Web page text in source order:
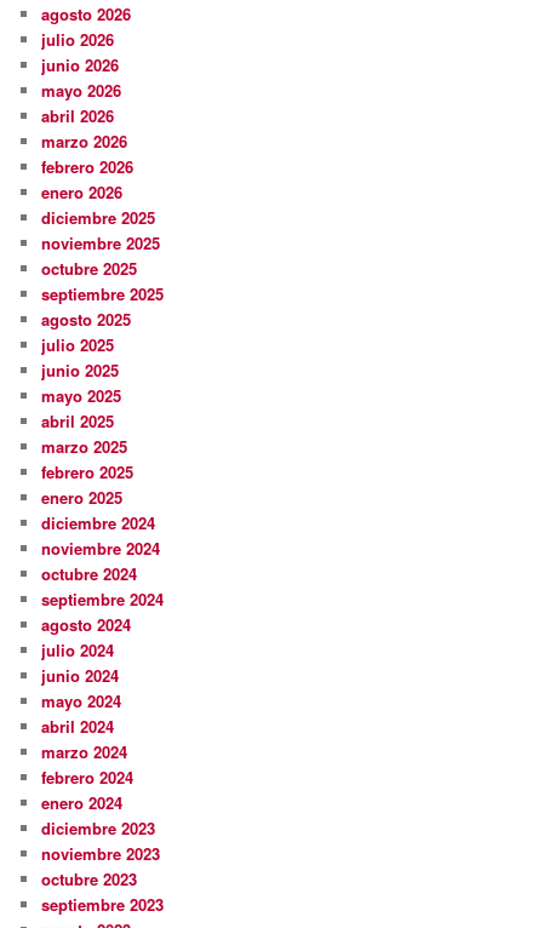
agosto 2026
julio 2026
junio 2026
mayo 2026
abril 2026
marzo 2026
febrero 2026
enero 2026
diciembre 2025
noviembre 2025
octubre 2025
septiembre 2025
agosto 2025
julio 2025
junio 2025
mayo 2025
abril 2025
marzo 2025
febrero 2025
enero 2025
diciembre 2024
noviembre 2024
octubre 2024
septiembre 2024
agosto 2024
julio 2024
junio 2024
mayo 2024
abril 2024
marzo 2024
febrero 2024
enero 2024
diciembre 2023
noviembre 2023
octubre 2023
septiembre 2023